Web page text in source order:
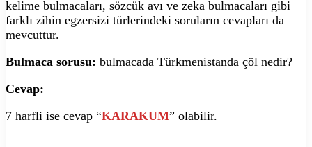
kelime bulmacaları, sözcük avı ve zeka bulmacaları gibi
farklı zihin egzersizi türlerindeki soruların cevapları da
mevcuttur.
Bulmaca sorusu: bulmacada Türkmenistanda çöl nedir?
Cevap:
7 harfli ise cevap “KARAKUM” olabilir.